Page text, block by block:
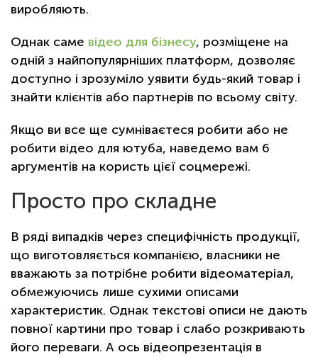
виробляють.
Однак саме відео для бізнесу, розміщене на
одній з найпопулярніших платформ, дозволяє
доступно і зрозуміло уявити будь-який товар і
знайти клієнтів або партнерів по всьому світу.
Якщо ви все ще сумніваєтеся робити або не
робити відео для ютуба, наведемо вам 6
аргументів на користь цієї соцмережі.
Просто про складне
В ряді випадків через специфічність продукції,
що виготовляється компанією, власники не
вважають за потрібне робити відеоматеріал,
обмежуючись лише сухими описами
характеристик. Однак текстові описи не дають
повної картини про товар і слабо розкривають
його переваги. А ось відеопрезентація в